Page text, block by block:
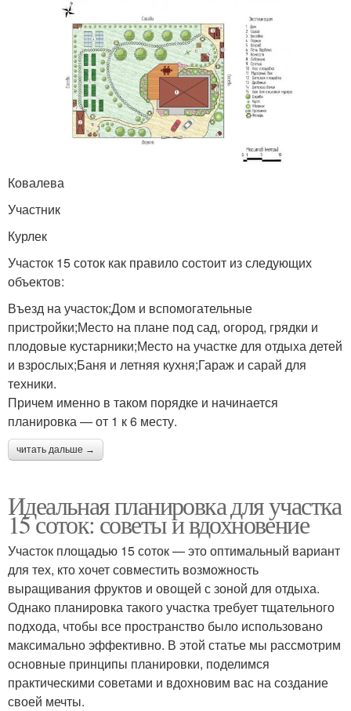
Ковалева
Участник
Курлек
Участок 15 соток как правило состоит из следующих
объектов:
Въезд на участок;Дом и вспомогательные
пристройки;Место на плане под сад, огород, грядки и
плодовые кустарники;Место на участке для отдыха детей
и взрослых;Баня и летняя кухня;Гараж и сарай для
техники.
Причем именно в таком порядке и начинается
планировка — от 1 к 6 месту.
читать дальше →
Идеальная планировка для участка
15 соток: советы и вдохновение
Участок площадью 15 соток — это оптимальный вариант
для тех, кто хочет совместить возможность
выращивания фруктов и овощей с зоной для отдыха.
Однако планировка такого участка требует тщательного
подхода, чтобы все пространство было использовано
максимально эффективно. В этой статье мы рассмотрим
основные принципы планировки, поделимся
практическими советами и вдохновим вас на создание
своей мечты.